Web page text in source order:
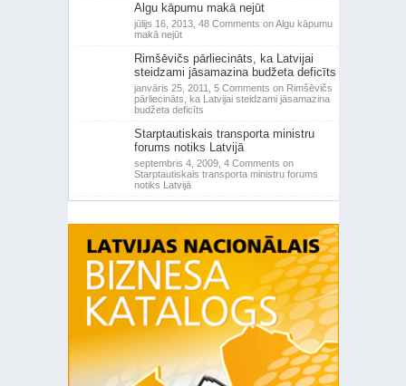
Algu kāpumu makā nejūt
jūlijs 16, 2013, 48 Comments on Algu kāpumu
makā nejūt
Rimšēvičs pārliecināts, ka Latvijai
steidzami jāsamazina budžeta deficīts
janvāris 25, 2011, 5 Comments on Rimšēvičs
pārliecināts, ka Latvijai steidzami jāsamazina
budžeta deficīts
Starptautiskais transporta ministru
forums notiks Latvijā
septembris 4, 2009, 4 Comments on
Starptautiskais transporta ministru forums
notiks Latvijā